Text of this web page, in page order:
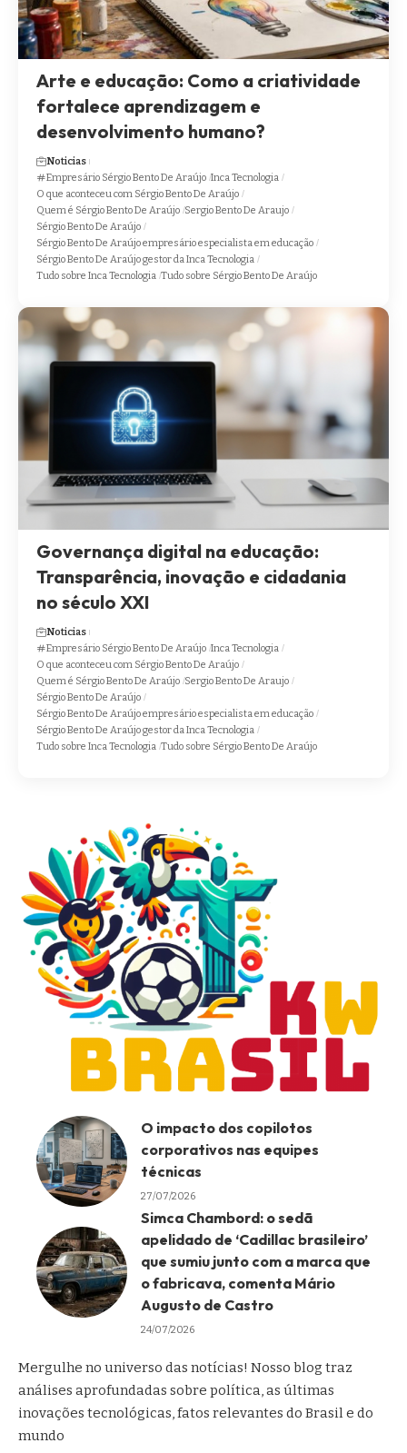
Arte e educação: Como a criatividade
fortalece aprendizagem e
desenvolvimento humano?
Noticias
Empresário Sérgio Bento De Araújo Inca Tecnologia
O que aconteceu com Sérgio Bento De Araújo
Quem é Sérgio Bento De Araújo Sergio Bento De Araujo
Sérgio Bento De Araújo
Sérgio Bento De Araújo empresário especialista em educação
Sérgio Bento De Araújo gestor da Inca Tecnologia
Tudo sobre Inca Tecnologia Tudo sobre Sérgio Bento De Araújo
Governança digital na educação:
Transparência, inovação e cidadania
no século XXI
Noticias
Empresário Sérgio Bento De Araújo Inca Tecnologia
O que aconteceu com Sérgio Bento De Araújo
Quem é Sérgio Bento De Araújo Sergio Bento De Araujo
Sérgio Bento De Araújo
Sérgio Bento De Araújo empresário especialista em educação
Sérgio Bento De Araújo gestor da Inca Tecnologia
Tudo sobre Inca Tecnologia Tudo sobre Sérgio Bento De Araújo
O impacto dos copilotos
corporativos nas equipes
técnicas
27/07/2026
Simca Chambord: o sedã
apelidado de ‘Cadillac brasileiro’
que sumiu junto com a marca que
o fabricava, comenta Mário
Augusto de Castro
24/07/2026
Mergulhe no universo das notícias! Nosso blog traz
análises aprofundadas sobre política, as últimas
inovações tecnológicas, fatos relevantes do Brasil e do
mundo